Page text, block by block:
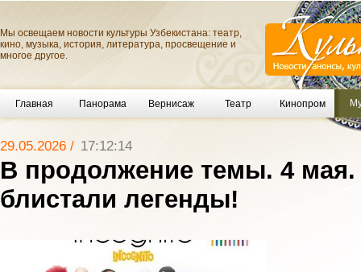
Мы освещаем новости культуры Узбекистана: театр,
кино, музыка, история, литература, просвещение и
многое другое.
Главная Панорама Вернисаж Театр Кинопром
29.05.2026 / 17:12:14
В продолжение темы. 4 мая.
блистали легенды!